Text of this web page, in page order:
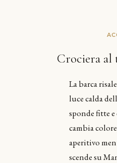
Crociera al
La barca
luce calda
sponde fitte e
cambia
aperitivo
scende su